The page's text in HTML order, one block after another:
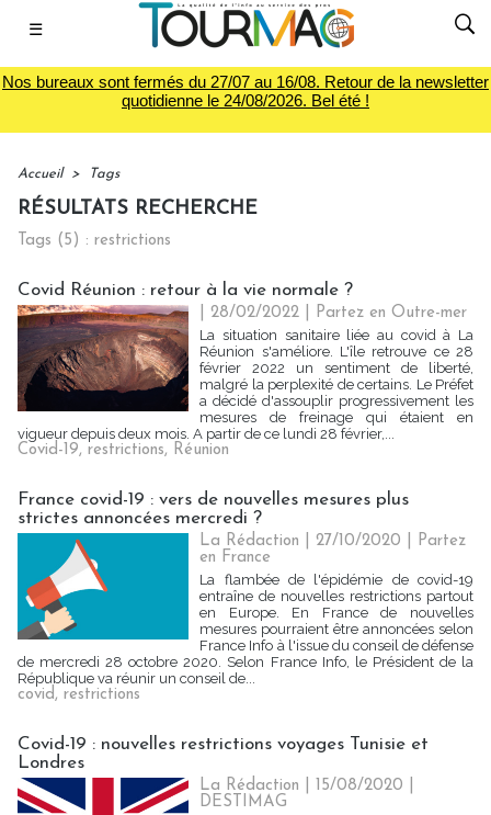
☰
Nos bureaux sont fermés du 27/07 au 16/08. Retour de la newsletter
quotidienne le 24/08/2026. Bel été !
Accueil > Tags
RÉSULTATS RECHERCHE
Tags (5) : restrictions
Covid Réunion : retour à la vie normale ?
| 28/02/2022
Partez en Outre-mer
La situation sanitaire liée au covid à La
Réunion s'améliore. L'île retrouve ce 28
février 2022 un sentiment de liberté,
malgré la perplexité de certains. Le Préfet
a décidé d'assouplir progressivement les
mesures de freinage qui étaient en
vigueur depuis deux mois. A partir de ce lundi 28 février,...
Covid-19, restrictions, Réunion
France covid-19 : vers de nouvelles mesures plus
strictes annoncées mercredi ?
La Rédaction | 27/10/2020
Partez
en France
La flambée de l'épidémie de covid-19
entraîne de nouvelles restrictions partout
en Europe. En France de nouvelles
mesures pourraient être annoncées selon
France Info à l'issue du conseil de défense
de mercredi 28 octobre 2020. Selon France Info, le Président de la
République va réunir un conseil de...
covid, restrictions
Covid-19 : nouvelles restrictions voyages Tunisie et
Londres
La Rédaction | 15/08/2020
DESTIMAG